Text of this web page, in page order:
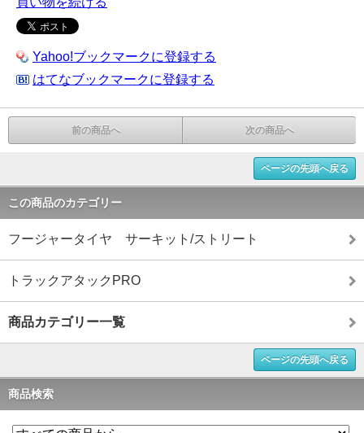
Yahoo!ブックマークに登録する
はてなブックマークに登録する
前の商品へ 次の商品へ
ページの先頭へ戻る
この商品のカテゴリー
フージャータイヤ サーキット/ストリート
トラックアタックPRO
商品カテゴリー一覧
ページの先頭へ戻る
商品検索